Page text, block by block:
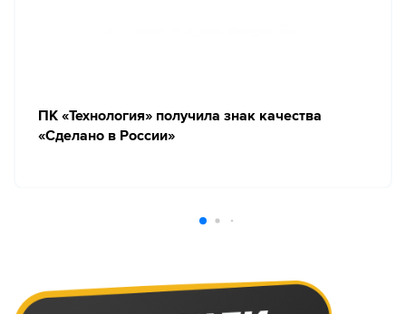
ПК «Технология» получила знак качества
«Сделано в России»